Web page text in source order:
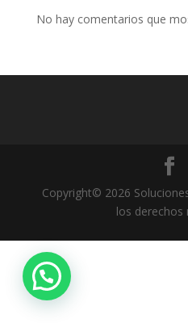
No hay comentarios que
Copyright© 2026
los derechos